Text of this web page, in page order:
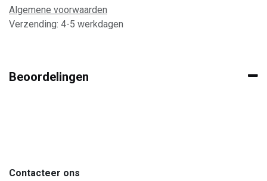
Algemene voorwaarden
Verzending: 4-5 werkdagen
Beoordelingen
Contacteer ons